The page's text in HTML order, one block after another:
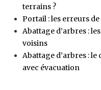
terrains ?
Portail : les erreurs
Abattage d’arbres :
voisins
Abattage d’arbres :
avec évacuation